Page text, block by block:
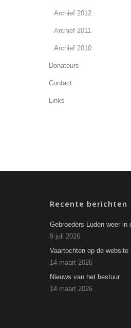
Archief 2012
Archief 2011
Archief 2010
Donateurs
Contact
Links
Recente berichten
Gebroeders Luden weer in
9 juli 2026
Vaartochten op de website
14 maart 2026
Nieuws van het bestuur
14 maart 2026